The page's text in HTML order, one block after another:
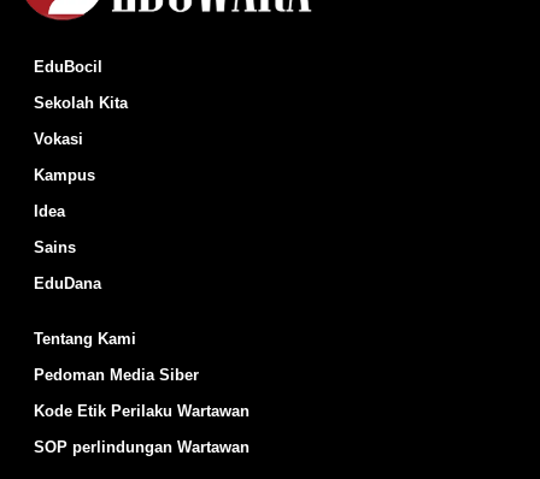
EduBocil
Sekolah Kita
Vokasi
Kampus
Idea
Sains
EduDana
Tentang Kami
Pedoman Media Siber
Kode Etik Perilaku Wartawan
SOP perlindungan Wartawan